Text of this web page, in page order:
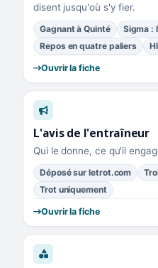
disent jusqu'où s'y fier.
Gagnant à Quinté
Sigma :
Repos en quatre paliers
Ouvrir la fiche
L'avis de l'entraîneur
Qui le donne, ce qu'il
Déposé sur letrot.com
Trot uniquement
Ouvrir la fiche